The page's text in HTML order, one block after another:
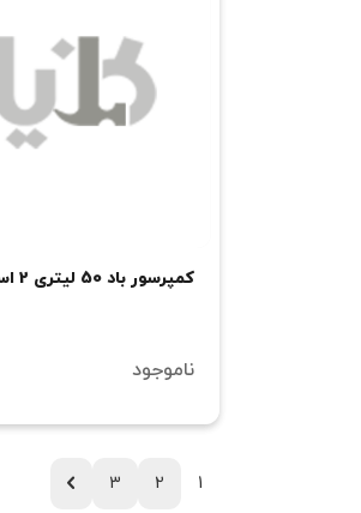
کمپرسور باد 50 لیتری 2 اسب بخار
ناموجود
1
2
3